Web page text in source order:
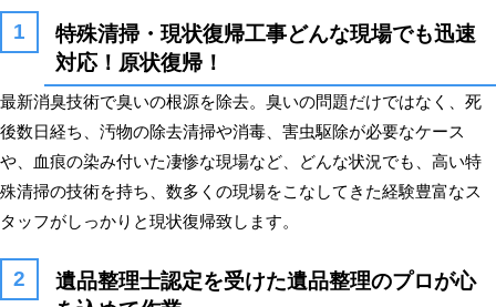
特殊清掃・現状復帰工事どんな現場でも迅速
対応！原状復帰！
最新消臭技術で臭いの根源を除去。臭いの問題だけではなく、死
後数日経ち、汚物の除去清掃や消毒、害虫駆除が必要なケース
や、血痕の染み付いた凄惨な現場など、どんな状況でも、高い特
殊清掃の技術を持ち、数多くの現場をこなしてきた経験豊富なス
タッフがしっかりと現状復帰致します。
遺品整理士認定を受けた遺品整理のプロが心